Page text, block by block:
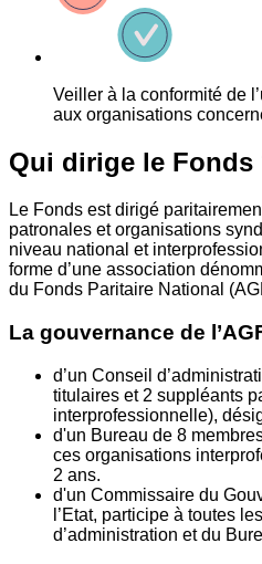
Veiller à la conformité de
aux organisations
Qui dirige le Fonds
Le Fonds est dirigé
patronales et organisations
niveau national et
forme d’une association
du Fonds Paritaire National
La gouvernance de
d’un Conseil
titulaires et 2 suppléants
interprofessionnelle),
d'un Bureau de 8
ces organisations
2 ans.
d'un Commissaire du
l’Etat, participe à toutes
d’administration et du